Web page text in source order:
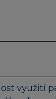
využití